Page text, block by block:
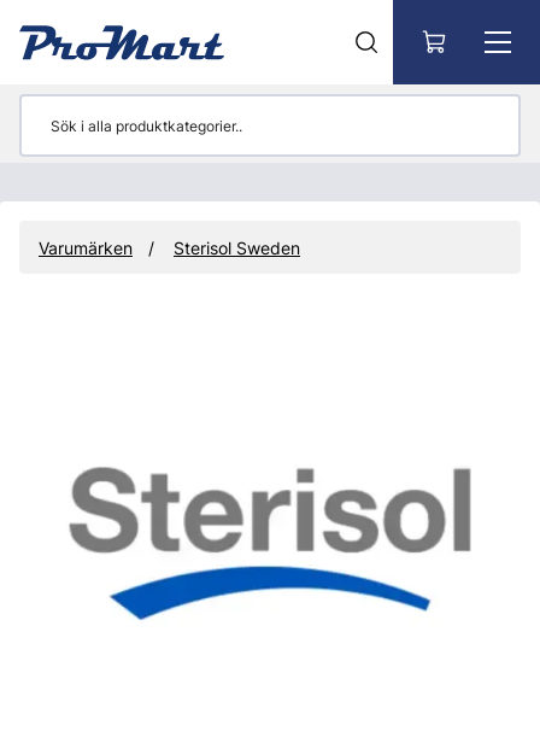
Varumärken Sterisol Sweden